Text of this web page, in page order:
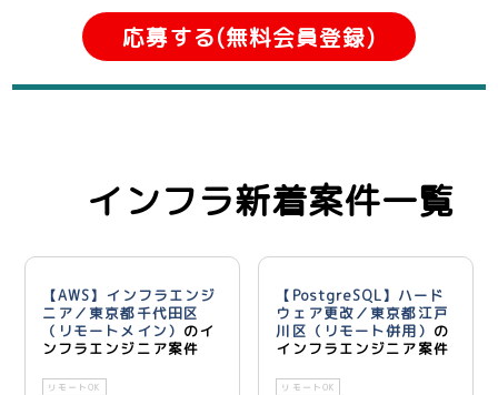
応募する(無料会員登録)
インフラ新着案件一覧
【AWS】インフラエンジ
ニア／東京都千代田区
（リモートメイン） のイ
ンフラエンジニア案件
リモートOK
【PostgreSQL】ハード
ウェア更改／東京都江戸
川区（リモート併用） の
インフラエンジニア案件
リモートOK